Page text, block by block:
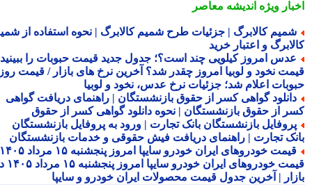
ویژهاندیشه معاصر
کالابرگ | جزئیات طرح شمیم کالابرگ | نحوه استفاده از شمیم
و اعتبار خرید
امروز کیلویی چند است؟؛ جدول جدید قیمت حبوبات را ببینید /
نخود و لوبیا امروز چقدر شد؟ آخرین نرخ های بازار / قیمت روز
اعلام شد؛ جزئیات نرخ عدس، نخود و لوبیا
گواهی کسر از حقوق بازنشستگان | راهنمای دریافت گواهی
از حقوق بازنشستگان | نحوه دانلود گواهی کسر از حقوق
بازنشستگان بانک تجارت | ورود به پروفایل بازنشستگان
تجارت | راهنمای دریافت فیش حقوقی و خدمات بازنشستگان
قیمت خودروهای ایران خودرو سایپا امروز پنجشنبه ۱۵ مرداد ۱۴۰۵ |
قیمت خودروهای ایران خودرو سایپا امروز پنجشنبه ۱۵ مرداد ۱۴۰۵ در
| آخرین جدول قیمت محصولات ایران خودرو و سایپا